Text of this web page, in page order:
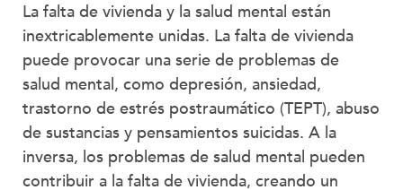
La falta de vivienda y la salud mental están
inextricablemente unidas. La falta de vivienda
puede provocar una serie de problemas de
salud mental, como depresión, ansiedad,
trastorno de estrés postraumático (TEPT), abuso
de sustancias y pensamientos suicidas. A la
inversa, los problemas de salud mental pueden
contribuir a la falta de vivienda, creando un